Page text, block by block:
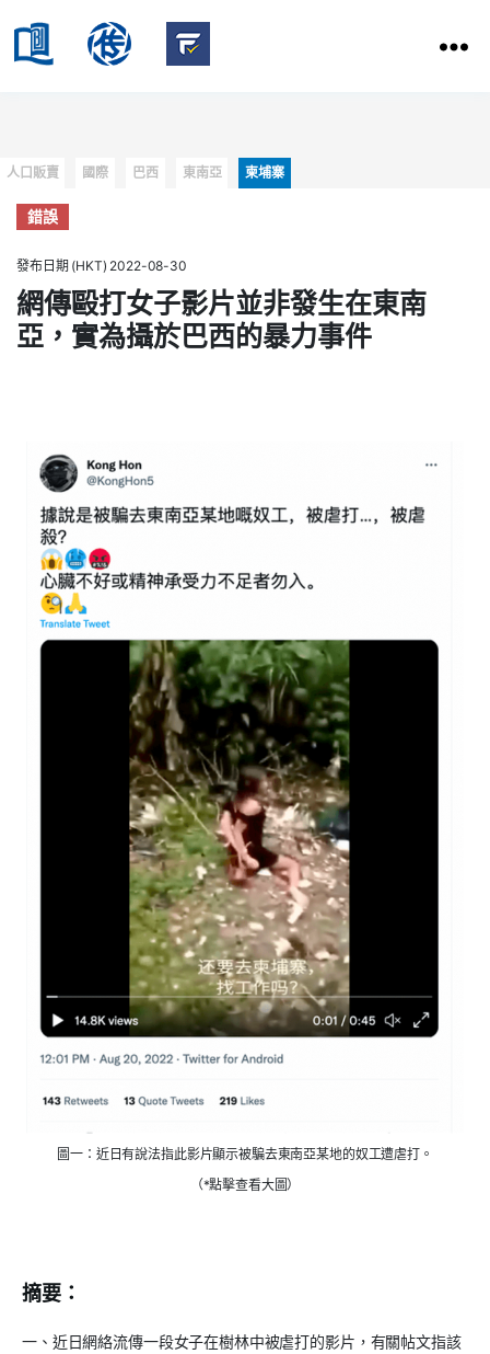
HKBU
of
Communication
Categories
人口販賣 國際 巴西 東南亞 柬埔寨
錯誤
發布日期 (HKT) 2022-08-30
網傳毆打女子影片並非發生在東南
亞，實為攝於巴西的暴力事件
圖一：近日有說法指此影片顯示被騙去東南亞某地的奴工遭虐打。
（*點擊查看大圖）
摘要：
一、近日網絡流傳一段女子在樹林中被虐打的影片，有關帖文指該